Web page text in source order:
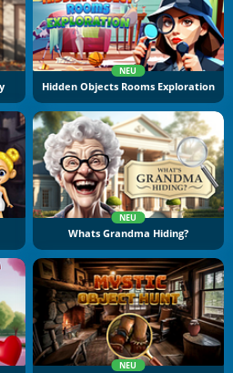
NEU
Hidden Objects Rooms Exploration
NEU
Whats Grandma Hiding?
NEU